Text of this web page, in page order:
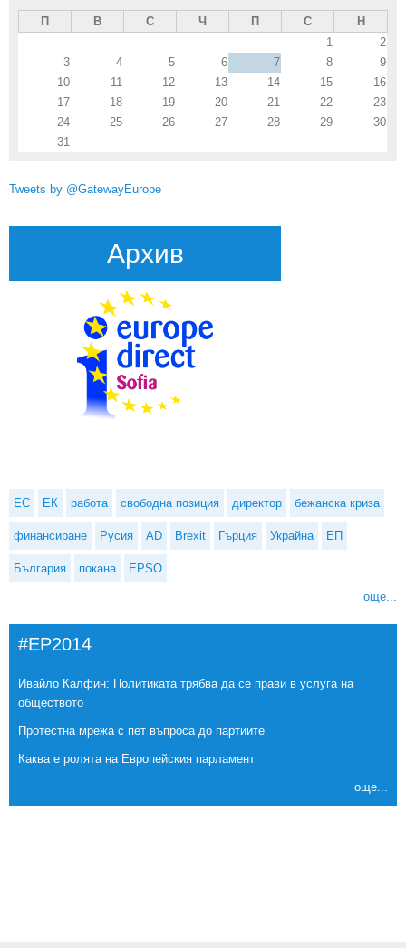
П В С Ч П С
Н
1
2
3
4 5 6 7 8
9
10
11 12 13 14 15
16
17
18 19 20 21 22
23
24
25 26 27 28 29
30
31
Tweets by @GatewayEurope
Архив
ЕС ЕК работа свободна позиция директор бежанска криза
финансиране Русия AD Brexit Гърция Украйна ЕП
България покана EPSO
още...
#EP2014
Ивайло Калфин: Политиката трябва да се прави в услуга на
обществото
Протестна мрежа с пет въпроса до партиите
Каква е ролята на Европейския парламент
още...